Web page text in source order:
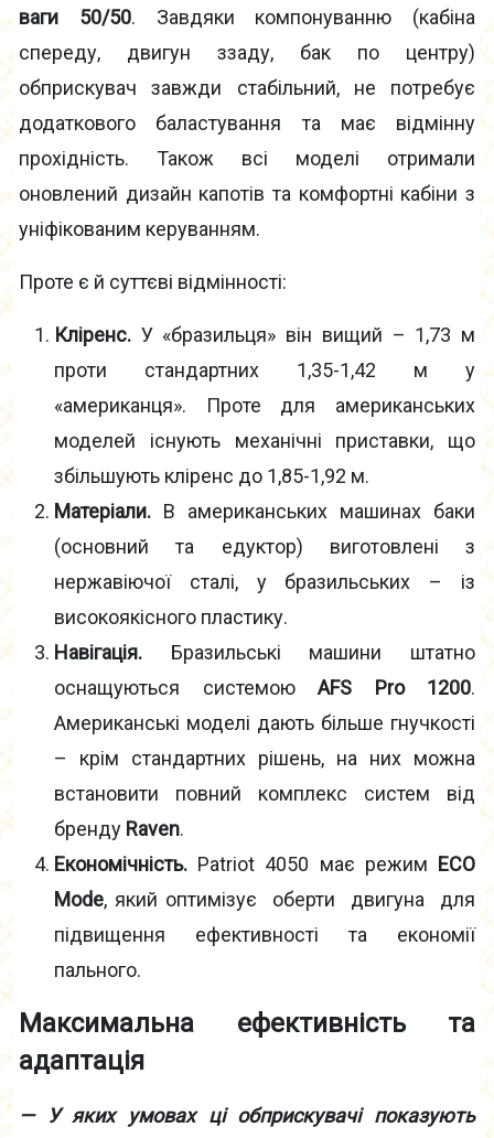
ваги 50/50. Завдяки компонуванню (кабіна
спереду, двигун ззаду, бак по центру)
обприскувач завжди стабільний, не потребує
додаткового баластування та має відмінну
прохідність. Також всі моделі отримали
оновлений дизайн капотів та комфортні кабіни з
уніфікованим керуванням.
Проте є й суттєві відмінності:
Кліренс. У «бразильця» він вищий – 1,73 м
проти стандартних 1,35-1,42 м у
«американця». Проте для американських
моделей існують механічні приставки, що
збільшують кліренс до 1,85-1,92 м.
Матеріали. В американських машинах баки
(основний та едуктор) виготовлені з
нержавіючої сталі, у бразильських – із
високоякісного пластику.
Навігація. Бразильські машини штатно
оснащуються системою AFS Pro 1200.
Американські моделі дають більше гнучкості
– крім стандартних рішень, на них можна
встановити повний комплекс систем від
бренду Raven.
Економічність. Patriot 4050 має режим ECO
Mode, який оптимізує оберти двигуна для
підвищення ефективності та економії
пального.
Максимальна ефективність та
адаптація
— У яких умовах ці обприскувачі показують